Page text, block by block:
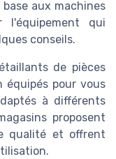
aux machines
l'équipement qui
conseils.
de pièces
équipés pour vous
à différents
proposent
qualité et offrent